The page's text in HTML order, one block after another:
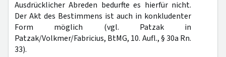
Ausdrücklicher Abreden bedurfte es hierfür nicht.
Der Akt des Bestimmens ist auch in konkludenter
Form möglich (vgl. Patzak in
Patzak/Volkmer/Fabricius, BtMG, 10. Aufl., § 30a Rn.
33).